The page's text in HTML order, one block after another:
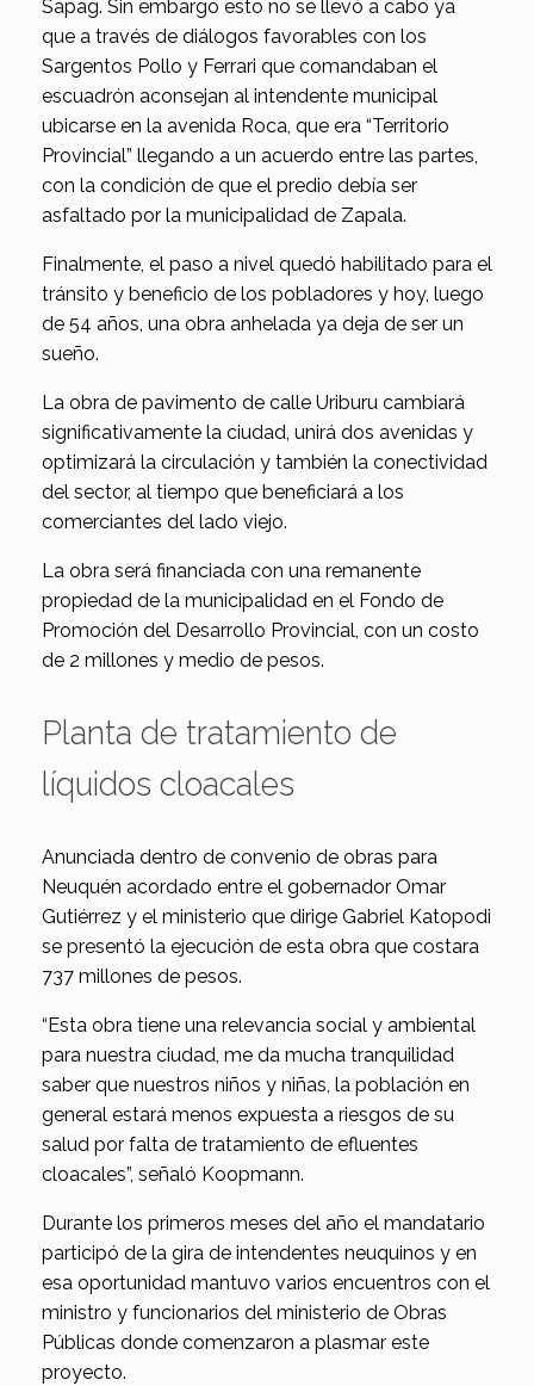
Sapag. Sin embargo esto no se llevó a cabo ya
que a través de diálogos favorables con los
Sargentos Pollo y Ferrari que comandaban el
escuadrón aconsejan al intendente municipal
ubicarse en la avenida Roca, que era “Territorio
Provincial” llegando a un acuerdo entre las partes,
con la condición de que el predio debía ser
asfaltado por la municipalidad de Zapala.
Finalmente, el paso a nivel quedó habilitado para el
tránsito y beneficio de los pobladores y hoy, luego
de 54 años, una obra anhelada ya deja de ser un
sueño.
La obra de pavimento de calle Uriburu cambiará
significativamente la ciudad, unirá dos avenidas y
optimizará la circulación y también la conectividad
del sector, al tiempo que beneficiará a los
comerciantes del lado viejo.
La obra será financiada con una remanente
propiedad de la municipalidad en el Fondo de
Promoción del Desarrollo Provincial, con un costo
de 2 millones y medio de pesos.
Planta de tratamiento de
líquidos cloacales
Anunciada dentro de convenio de obras para
Neuquén acordado entre el gobernador Omar
Gutiérrez y el ministerio que dirige Gabriel Katopodi
se presentó la ejecución de esta obra que costara
737 millones de pesos.
“Esta obra tiene una relevancia social y ambiental
para nuestra ciudad, me da mucha tranquilidad
saber que nuestros niños y niñas, la población en
general estará menos expuesta a riesgos de su
salud por falta de tratamiento de efluentes
cloacales”, señaló Koopmann.
Durante los primeros meses del año el mandatario
participó de la gira de intendentes neuquinos y en
esa oportunidad mantuvo varios encuentros con el
ministro y funcionarios del ministerio de Obras
Públicas donde comenzaron a plasmar este
proyecto.